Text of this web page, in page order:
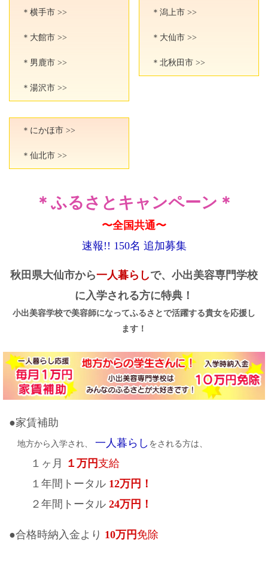
＊横手市 >>
＊大館市 >>
＊男鹿市 >>
＊湯沢市 >>
＊潟上市 >>
＊大仙市 >>
＊北秋田市 >>
＊にかほ市 >>
＊仙北市 >>
＊ふるさとキャンペーン＊
〜全国共通〜
速報!! 150名 追加募集
秋田県大仙市から一人暮らしで、小出美容専門学校
に入学される方に特典！
小出美容学校で美容師になってふるさとで活躍する貴女を応援し
ます！
●家賃補助
地方から入学され、 一人暮らし をされる方は、
１ヶ月 １万円支給
１年間トータル 12万円！
２年間トータル 24万円！
●合格時納入金より 10万円 免除